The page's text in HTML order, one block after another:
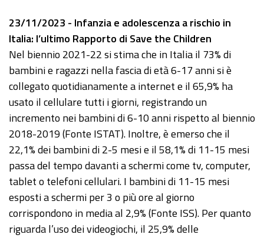
23/11/2023 - Infanzia e adolescenza a rischio in
Italia: l’ultimo Rapporto di Save the Children
Nel biennio 2021-22 si stima che in Italia il 73% di
bambini e ragazzi nella fascia di età 6-17 anni si è
collegato quotidianamente a internet e il 65,9% ha
usato il cellulare tutti i giorni, registrando un
incremento nei bambini di 6-10 anni rispetto al biennio
2018-2019 (Fonte ISTAT). Inoltre, è emerso che il
22,1% dei bambini di 2-5 mesi e il 58,1% di 11-15 mesi
passa del tempo davanti a schermi come tv, computer,
tablet o telefoni cellulari. I bambini di 11-15 mesi
esposti a schermi per 3 o più ore al giorno
corrispondono in media al 2,9% (Fonte ISS). Per quanto
riguarda l’uso dei videogiochi, il 25,9% delle